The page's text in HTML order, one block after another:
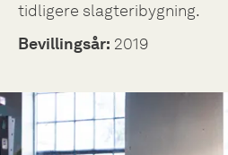
tidligere slagteribygning.
Bevillingsår: 2019